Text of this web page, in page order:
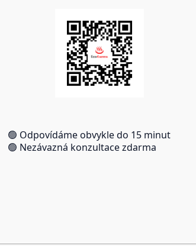
🟢 Odpovídáme obvykle do 15 minut
🟢 Nezávazná konzultace zdarma